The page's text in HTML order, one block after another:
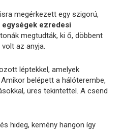
megérkezett egy szigorú,
ezredesi
megtudták, ki ő, döbbent
az anyja.
léptekkel, amelyek
belépett a hálóterembe,
üres tekintettel. A csend
hideg, kemény hangon így